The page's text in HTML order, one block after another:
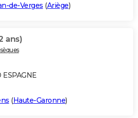
de-Verges (Ariège)
ans)
(Haute-Garonne)